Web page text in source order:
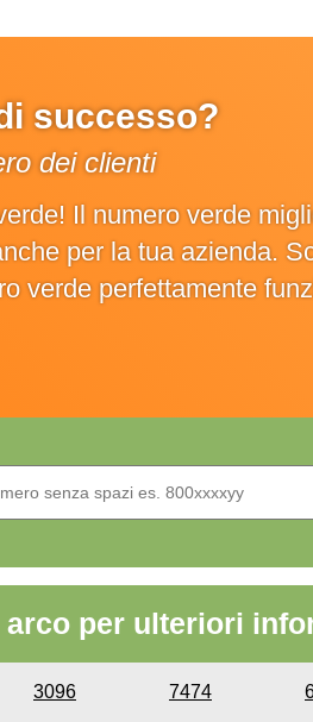
successo?
dei clienti
Il numero verde
per la tua azienda.
verde perfettamente
arco per ulteriori
3096 7474